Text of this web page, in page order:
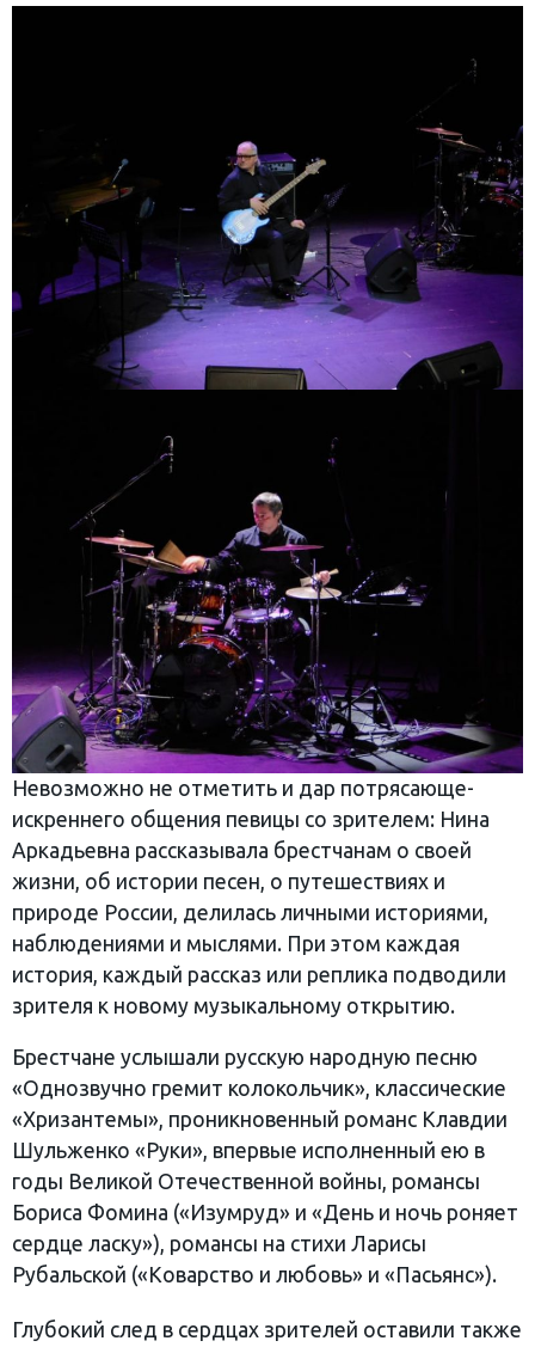
Невозможно не отметить и дар потрясающе-
искреннего общения певицы со зрителем: Нина
Аркадьевна рассказывала брестчанам о своей
жизни, об истории песен, о путешествиях и
природе России, делилась личными историями,
наблюдениями и мыслями. При этом каждая
история, каждый рассказ или реплика подводили
зрителя к новому музыкальному открытию.
Брестчане услышали русскую народную песню
«Однозвучно гремит колокольчик», классические
«Хризантемы», проникновенный романс Клавдии
Шульженко «Руки», впервые исполненный ею в
годы Великой Отечественной войны, романсы
Бориса Фомина («Изумруд» и «День и ночь роняет
сердце ласку»), романсы на стихи Ларисы
Рубальской («Коварство и любовь» и «Пасьянс»).
Глубокий след в сердцах зрителей оставили также